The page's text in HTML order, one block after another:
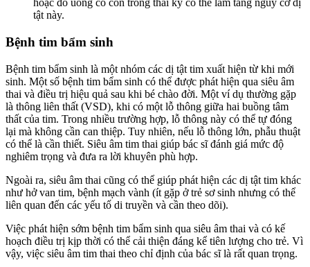
hoặc đồ uống có cồn trong thai kỳ có thể làm tăng nguy cơ dị
tật này.
Bệnh tim bẩm sinh
Bệnh tim bẩm sinh là một nhóm các dị tật tim xuất hiện từ khi mới
sinh. Một số bệnh tim bẩm sinh có thể được phát hiện qua siêu âm
thai và điều trị hiệu quả sau khi bé chào đời. Một ví dụ thường gặp
là thông liên thất (VSD), khi có một lỗ thông giữa hai buồng tâm
thất của tim. Trong nhiều trường hợp, lỗ thông này có thể tự đóng
lại mà không cần can thiệp. Tuy nhiên, nếu lỗ thông lớn, phẫu thuật
có thể là cần thiết. Siêu âm tim thai giúp bác sĩ đánh giá mức độ
nghiêm trọng và đưa ra lời khuyên phù hợp.
Ngoài ra, siêu âm thai cũng có thể giúp phát hiện các dị tật tim khác
như hở van tim, bệnh mạch vành (ít gặp ở trẻ sơ sinh nhưng có thể
liên quan đến các yếu tố di truyền và cần theo dõi).
Việc phát hiện sớm bệnh tim bẩm sinh qua siêu âm thai và có kế
hoạch điều trị kịp thời có thể cải thiện đáng kể tiên lượng cho trẻ. Vì
vậy, việc siêu âm tim thai theo chỉ định của bác sĩ là rất quan trọng.